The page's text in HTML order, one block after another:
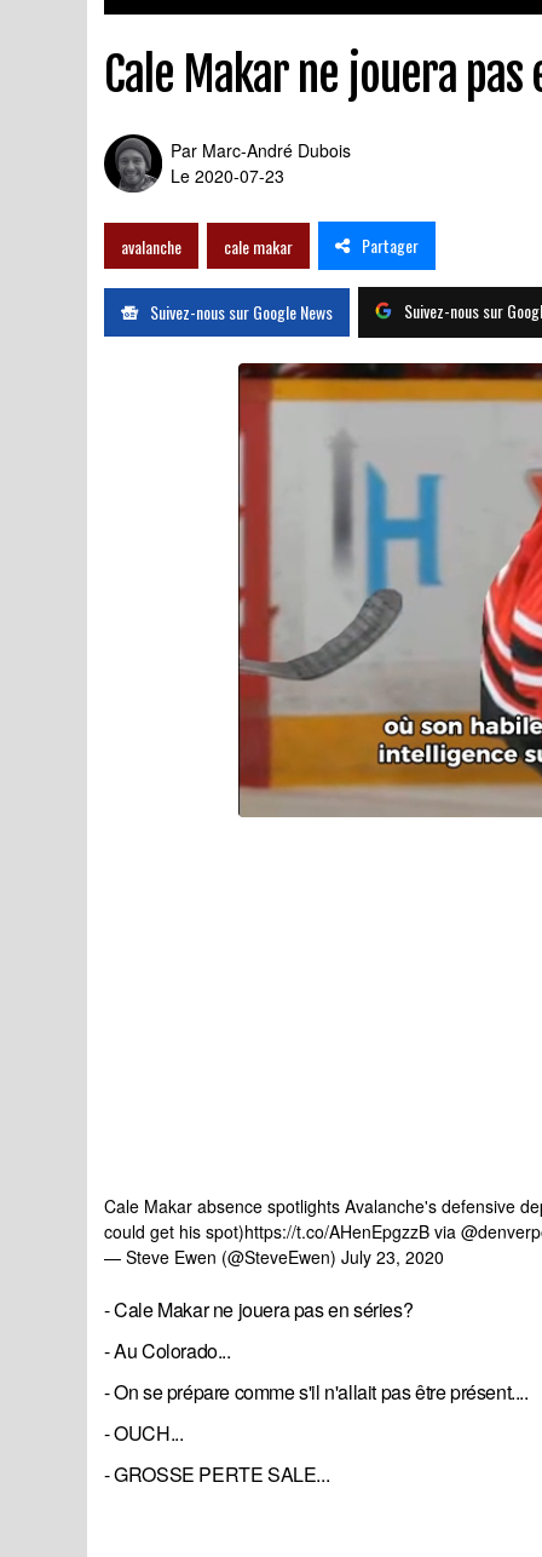
Cale Makar ne jouera pas
Par Marc-André Dubois
Le 2020-07-23
avalanche cale makar Partager
Suivez-nous sur Google News Suivez-nous sur
Cale Makar absence spotlights Avalanche's defensive
could get his spot)https://t.co/AHenEpgzzB via
— Steve Ewen (@SteveEwen) July 23, 2020
- Cale Makar ne jouera pas en séries?
- Au Colorado...
- On se prépare comme s'il n'allait pas être présent....
- OUCH...
- GROSSE PERTE SALE...